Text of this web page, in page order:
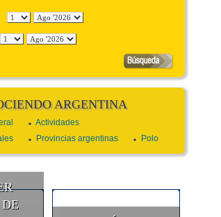
ARGENTINA
Actividades
Provincias argentinas Polo